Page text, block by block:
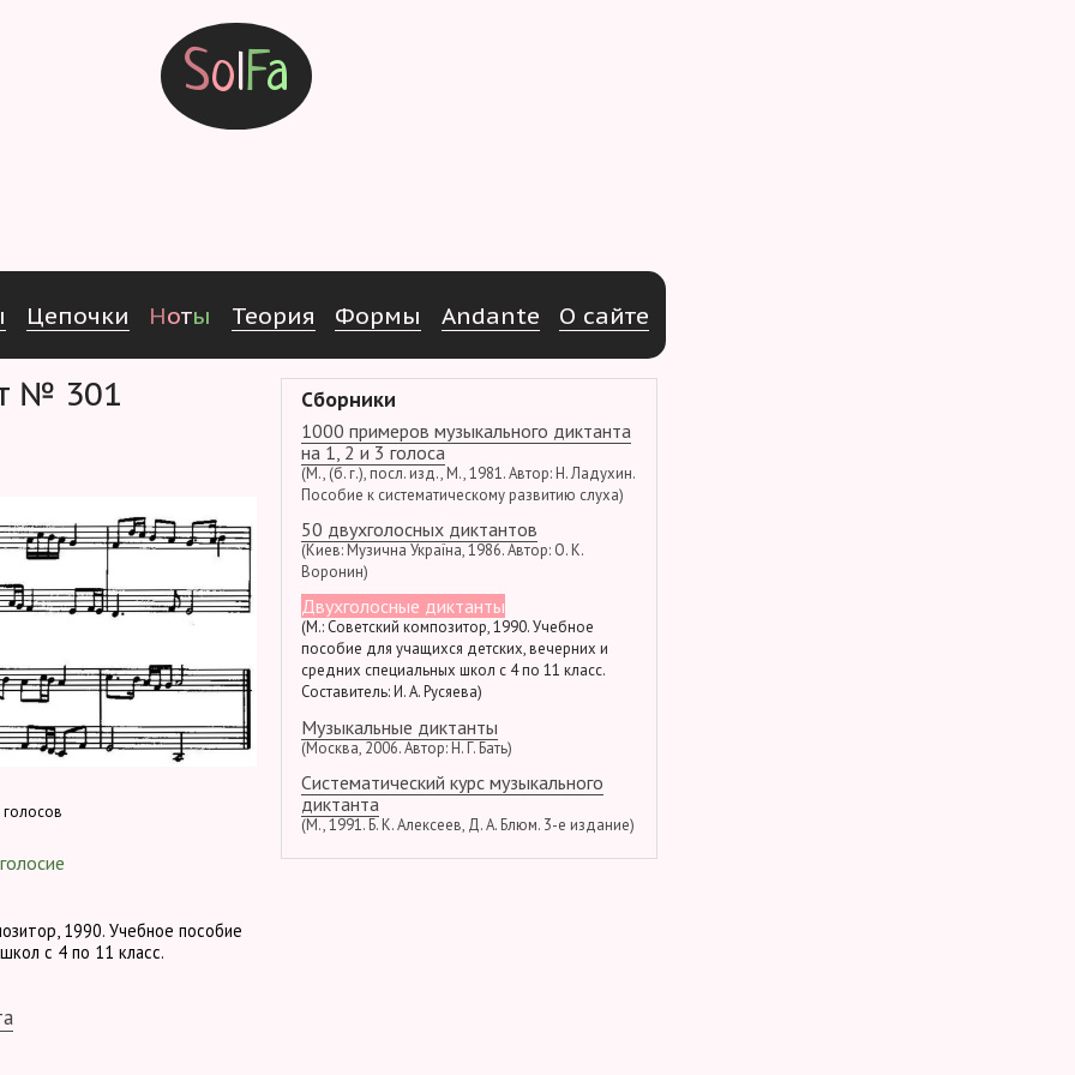
SolFa
Цепочки Ноты Теория Формы Andante О сайте
№ 301
1990. Учебное пособие
с 4 по 11 класс.
Сборники
1000 примеров музыкального диктанта
на 1, 2 и 3 голоса
(М., (б. г.), посл. изд., М., 1981. Автор: Н. Ладухин.
Пособие к систематическому развитию слуха)
50 двухголосных диктантов
(Киев: Музична Україна, 1986. Автор: О. К.
Воронин)
Двухголосные диктанты
(М.: Советский композитор, 1990. Учебное
пособие для учащихся детских, вечерних и
средних специальных школ с 4 по 11 класс.
Составитель: И. А. Русяева)
Музыкальные диктанты
(Москва, 2006. Автор: Н. Г. Бать)
Систематический курс музыкального
диктанта
(М., 1991. Б. К. Алексеев, Д. А. Блюм. 3-е издание)